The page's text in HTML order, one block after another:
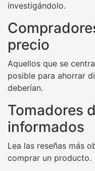
investigándolo.
precio
Aquellos que se
posible para ahorrar
deberían.
Tomadores
informados
Lea las reseñas más
comprar un producto.